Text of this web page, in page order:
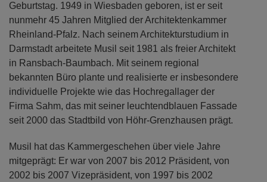
Geburtstag. 1949 in Wiesbaden geboren, ist er seit
nunmehr 45 Jahren Mitglied der Architektenkammer
Rheinland-Pfalz. Nach seinem Architekturstudium in
Darmstadt arbeitete Musil seit 1981 als freier Architekt
in Ransbach-Baumbach. Mit seinem regional
bekannten Büro plante und realisierte er insbesondere
individuelle Projekte wie das Hochregallager der
Firma Sahm, das mit seiner leuchtendblauen Fassade
seit 2000 das Stadtbild von Höhr-Grenzhausen prägt.
Musil hat das Kammergeschehen über viele Jahre
mitgeprägt: Er war von 2007 bis 2012 Präsident, von
2002 bis 2007 Vizepräsident, von 1997 bis 2002